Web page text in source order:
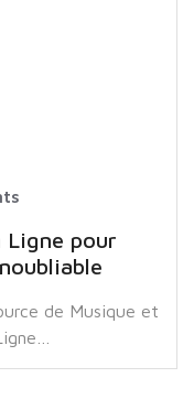
Ligne pour
de Musique et